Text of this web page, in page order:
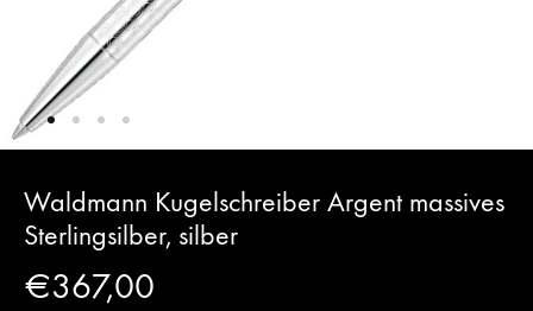
Waldmann Kugelschreiber Argent massives
Sterlingsilber, silber
€367,00